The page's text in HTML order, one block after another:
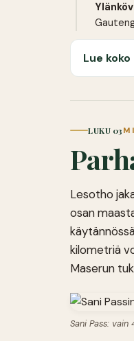
Lue
LUKU 03
Lesotho
osan
kilometriä
Maserun
Sani Pass: